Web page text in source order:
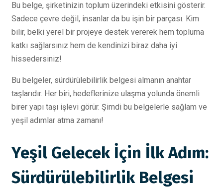
Bu belge, şirketinizin toplum üzerindeki etkisini gösterir.
Sadece çevre değil, insanlar da bu işin bir parçası. Kim
bilir, belki yerel bir projeye destek vererek hem topluma
katkı sağlarsınız hem de kendinizi biraz daha iyi
hissedersiniz!
Bu belgeler, sürdürülebilirlik belgesi almanın anahtar
taşlarıdır. Her biri, hedeflerinize ulaşma yolunda önemli
birer yapı taşı işlevi görür. Şimdi bu belgelerle sağlam ve
yeşil adımlar atma zamanı!
Yeşil Gelecek İçin İlk Adım:
Sürdürülebilirlik Belgesi